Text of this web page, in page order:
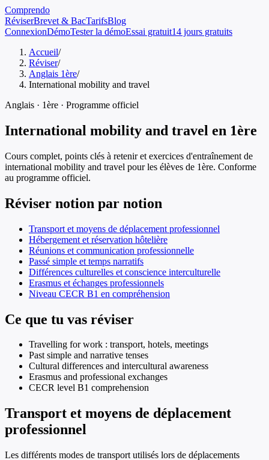
Comprendo
RéviserBrevet & BacTarifsBlog
ConnexionDémoTester la démoEssai gratuit14 jours gratuits
Accueil/
Réviser/
Anglais 1ère/
International mobility and travel
Anglais · 1ère · Programme officiel
International mobility and travel en 1ère
Cours complet, points clés à retenir et exercices d'entraînement de
international mobility and travel pour les élèves de 1ère. Conforme
au programme officiel.
Réviser notion par notion
Transport et moyens de déplacement professionnel
Hébergement et réservation hôtelière
Réunions et communication professionnelle
Passé simple et temps narratifs
Différences culturelles et conscience interculturelle
Erasmus et échanges professionnels
Niveau CECR B1 en compréhension
Ce que tu vas réviser
Travelling for work : transport, hotels, meetings
Past simple and narrative tenses
Cultural differences and intercultural awareness
Erasmus and professional exchanges
CECR level B1 comprehension
Transport et moyens de déplacement
professionnel
Les différents modes de transport utilisés lors de déplacements